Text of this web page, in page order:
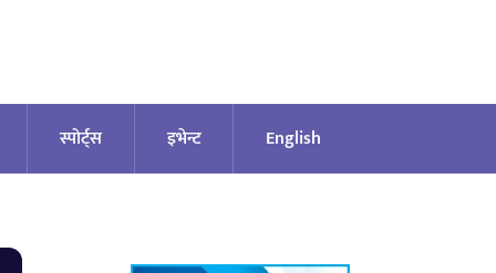
स्पोर्ट्स इभेन्ट English